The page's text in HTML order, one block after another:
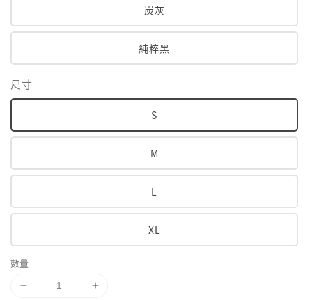
炭灰
純粹黑
尺寸
S
M
L
XL
數量